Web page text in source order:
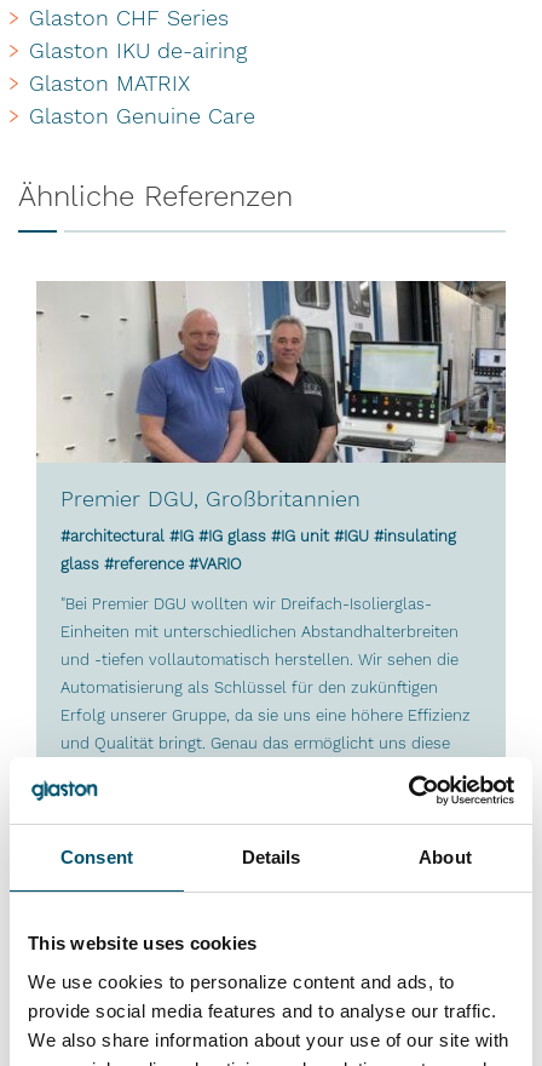
Consent Details About
This website uses cookies
We use cookies to personalize content and ads, to
provide social media features and to analyse our traffic.
We also share information about your use of our site with
Glaston CHF Series
Glaston IKU de-airing
Glaston MATRIX
Glaston Genuine Care
Ähnliche Referenzen
Premier DGU, Großbritannien
#architectural #IG #IG glass #IG unit #IGU #insulating
glass #reference #VARIO
"Bei Premier DGU wollten wir Dreifach-Isolierglas-
Einheiten mit unterschiedlichen Abstandhalterbreiten
und -tiefen vollautomatisch herstellen. Wir sehen die
Automatisierung als Schlüssel für den zukünftigen
Erfolg unserer Gruppe, da sie uns eine höhere Effizienz
und Qualität bringt. Genau das ermöglicht uns diese
Harrison, CEO der United Glass Group.
Lesen Sie mehr